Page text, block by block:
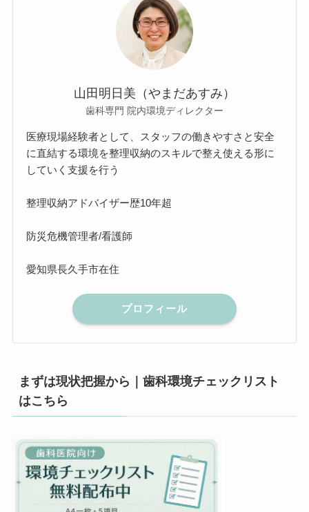
山田明日美（やまだあすみ）
歯科専門 院内環境ディレクター
医療現場経験者として、スタッフの働きやすさと安全
に直結する環境を整理収納のスキルで整え使える形に
していく支援を行う
整理収納アドバイザー歴10年超
防災危機管理者/看護師
愛知県長久手市在住
プロフィール
まずは現状把握から｜歯科環境チェックリスト
はこちら